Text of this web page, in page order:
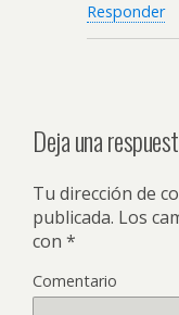
Responder
Deja una
Tu dirección de
publicada. Los
con *
Comentario